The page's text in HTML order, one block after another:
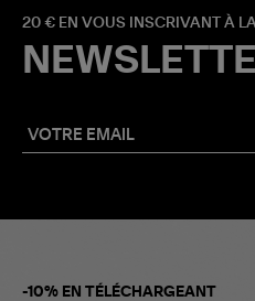
20 € EN VOUS INSCRIVANT À
-10% EN TÉLÉCHARGEANT